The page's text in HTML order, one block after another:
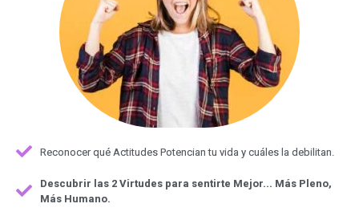
Reconocer qué Actitudes Potencian tu vida y cuáles la debilitan.
Descubrir las 2 Virtudes para sentirte Mejor... Más Pleno,
Más Humano.